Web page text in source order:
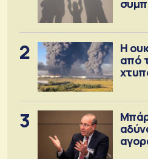
2
Η
από
3